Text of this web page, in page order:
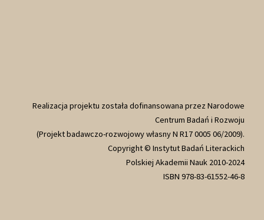
Realizacja projektu została dofinansowana przez Narodowe
Centrum Badań i Rozwoju
(Projekt badawczo-rozwojowy własny N R17 0005 06/2009).
Copyright © Instytut Badań Literackich
Polskiej Akademii Nauk 2010-2024
ISBN 978-83-61552-46-8